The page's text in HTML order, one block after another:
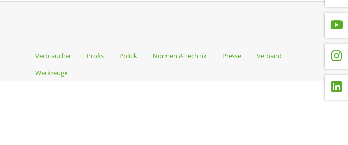
Verbraucher Profis Politik Normen & Technik Presse
Verband
Werkzeuge